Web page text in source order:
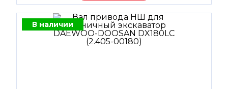
В наличии